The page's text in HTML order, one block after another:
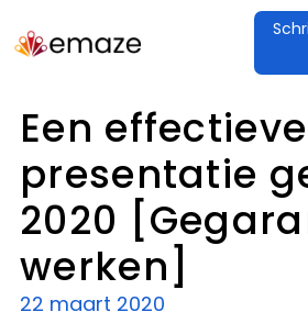
Een effectieve
presentatie
2020
werken]
22 maart 2020